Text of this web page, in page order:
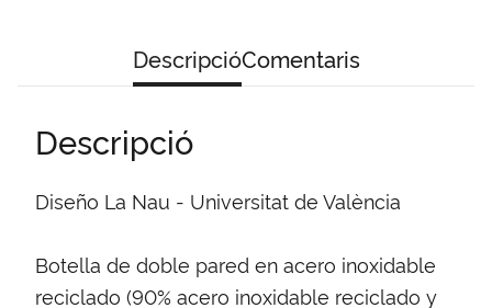
DescripcióComentaris
Descripció
Diseño La Nau - Universitat de València
Botella de doble pared en acero inoxidable
reciclado (90% acero inoxidable reciclado y